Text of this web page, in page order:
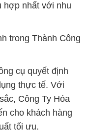
hợp nhất với nhu
trong Thành Công
cụ quyết định
thực tế. Với
Công Ty Hóa
cho khách hàng
tối ưu.